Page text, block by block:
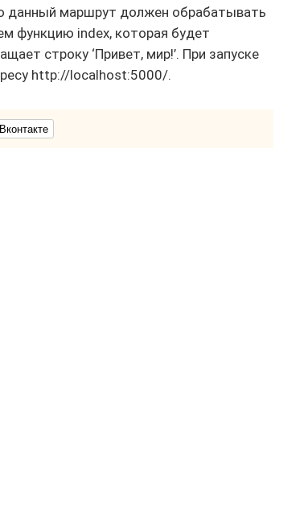
данный маршрут должен обрабатывать
функцию index, которая будет
строку ‘Привет, мир!’. При запуске
http://localhost:5000/.
Вконтакте